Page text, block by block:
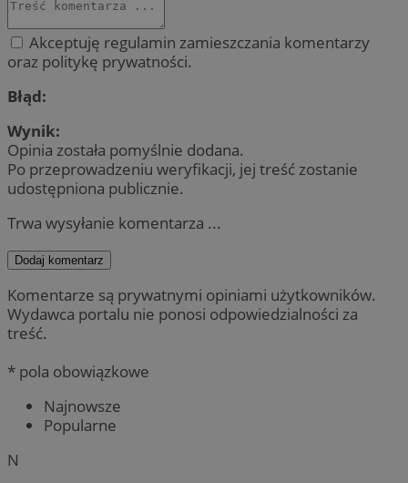
Akceptuję regulamin zamieszczania komentarzy
oraz politykę prywatności.
Błąd:
Wynik:
Opinia została pomyślnie dodana.
Po przeprowadzeniu weryfikacji, jej treść zostanie
udostępniona publicznie.
Trwa wysyłanie komentarza ...
Dodaj komentarz
Komentarze są prywatnymi opiniami użytkowników.
Wydawca portalu nie ponosi odpowiedzialności za
treść.
* pola obowiązkowe
Najnowsze
Popularne
N